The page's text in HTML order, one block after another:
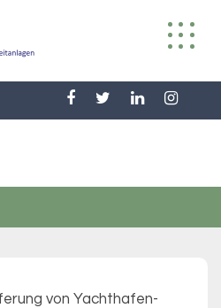
von Yachthafen-